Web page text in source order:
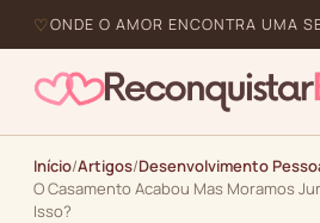
ONDE O AMOR ENCONTRA UMA
Início/Artigos/Desenvolvimento
O Casamento Acabou Mas Moramos
Isso?